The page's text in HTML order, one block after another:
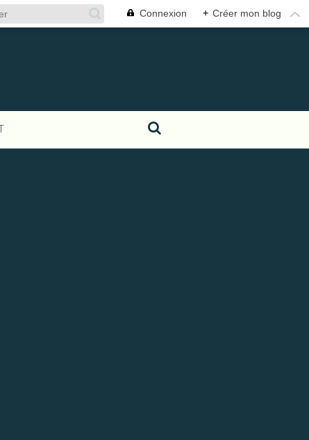
Connexion + Créer mon blog